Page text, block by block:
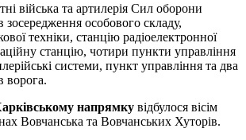
війська та артилерія Сил оборони
зосередження особового складу,
техніки, станцію радіоелектронної
станцію, чотири пункти управління
системи, пункт управління та два
ворога.
напрямку відбулося вісім
Вовчанська та Вовчанських Хуторів.